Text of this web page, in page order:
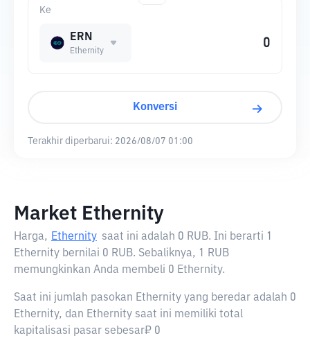
Ke
ERN
Ethernity
Konversi
Terakhir diperbarui: 2026/08/07 01:00
Market Ethernity
Harga, Ethernity saat ini adalah 0 RUB. Ini berarti 1
Ethernity bernilai 0 RUB. Sebaliknya, 1 RUB
memungkinkan Anda membeli 0 Ethernity.
Saat ini jumlah pasokan Ethernity yang beredar adalah 0
Ethernity, dan Ethernity saat ini memiliki total
kapitalisasi pasar sebesar₽ 0